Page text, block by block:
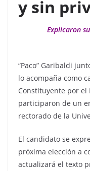
y sin
Explicaron
“Paco” Garibaldi
lo acompaña como
Constituyente por el
participaron de un
rectorado de la
El candidato se
próxima elección a
actualizará el texto